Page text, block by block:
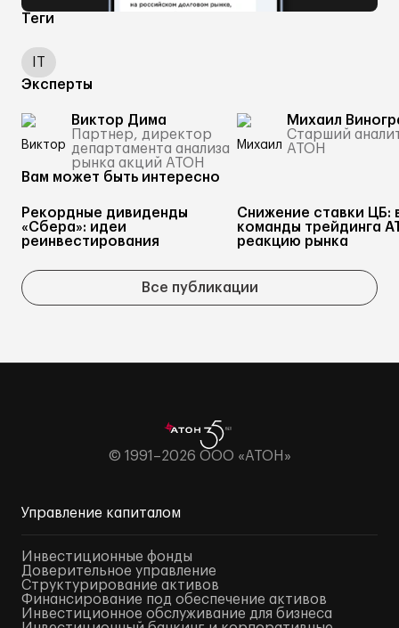
Теги
IT
Эксперты
Виктор Дима
Партнер, директор
департамента анализа
рынка акций АТОН
Михаил
Старший
АТОН
Вам может быть интересно
Рекордные дивиденды
«Сбера»: идеи
реинвестирования
Снижение ставки ЦБ:
команды трейдинга
реакцию рынка
Все публикации
© 1991–2026 ООО «АТОН»
Управление капиталом
Инвестиционные фонды
Доверительное управление
Структурирование активов
Финансирование под обеспечение активов
Инвестиционное обслуживание для бизнеса